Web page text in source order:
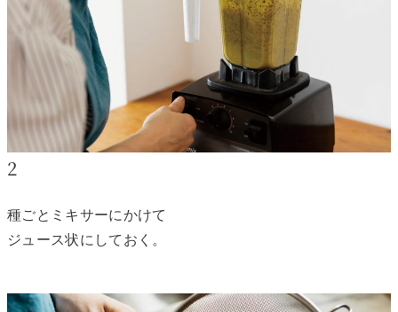
2
種ごとミキサーにかけて
ジュース状にしておく。